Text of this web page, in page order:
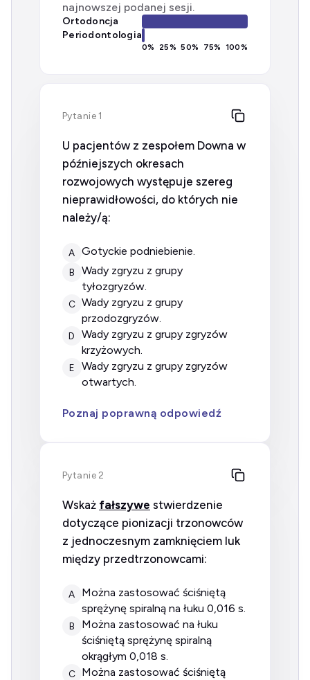
najnowszej podanej sesji.
Ortodoncja
Periodontologia
0% 25% 50% 75% 100%
Pytanie 1
U pacjentów z zespołem Downa w
późniejszych okresach
rozwojowych występuje szereg
nieprawidłowości, do których nie
należy/ą:
A gotyckie podniebienie.
B
wady zgryzu z grupy
tyłozgryzów.
C wady zgryzu z grupy
przodozgryzów.
D
wady zgryzu z grupy zgryzów
krzyżowych.
E
wady zgryzu z grupy zgryzów
otwartych.
Poznaj poprawną odpowiedź
Pytanie 2
Wskaż fałszywe stwierdzenie
dotyczące pionizacji trzonowców
z jednoczesnym zamknięciem luk
między przedtrzonowcami:
A
można zastosować ściśniętą
sprężynę spiralną na łuku 0,016 s.
B
można zastosować na łuku
ściśniętą sprężynę spiralną
okrągłym 0,018 s.
C
można zastosować ściśniętą